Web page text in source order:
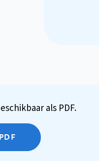
als PDF.